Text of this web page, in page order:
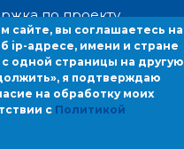
по проекту
сайте, вы соглашаетесь на
имени и стране домена
на другую и cookies.
сайте, вы соглашаетесь на
ip-адресе, имени и стране
одной страницы на другую
я подтверждаю
на обработку моих
с Политикой